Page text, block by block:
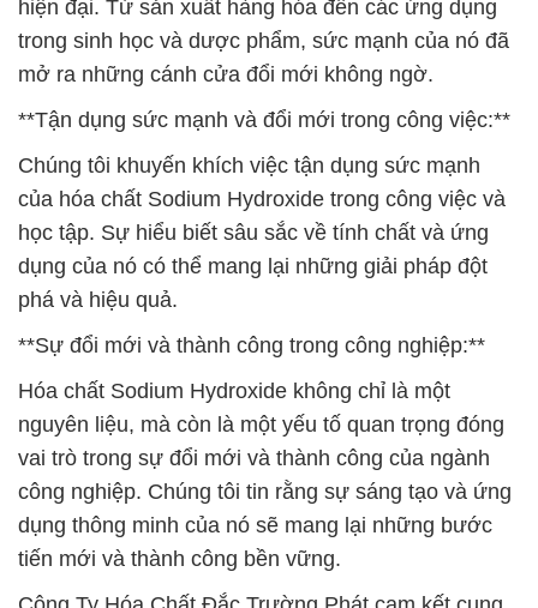
hiện đại. Từ sản xuất hàng hóa đến các ứng dụng
trong sinh học và dược phẩm, sức mạnh của nó đã
mở ra những cánh cửa đổi mới không ngờ.
**Tận dụng sức mạnh và đổi mới trong công việc:**
Chúng tôi khuyến khích việc tận dụng sức mạnh
của hóa chất Sodium Hydroxide trong công việc và
học tập. Sự hiểu biết sâu sắc về tính chất và ứng
dụng của nó có thể mang lại những giải pháp đột
phá và hiệu quả.
**Sự đổi mới và thành công trong công nghiệp:**
Hóa chất Sodium Hydroxide không chỉ là một
nguyên liệu, mà còn là một yếu tố quan trọng đóng
vai trò trong sự đổi mới và thành công của ngành
công nghiệp. Chúng tôi tin rằng sự sáng tạo và ứng
dụng thông minh của nó sẽ mang lại những bước
tiến mới và thành công bền vững.